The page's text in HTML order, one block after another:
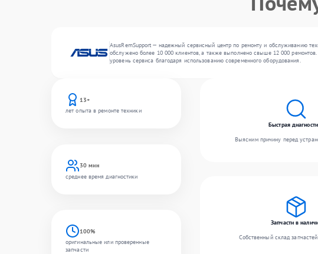
AsusRemSupport — надежный сервисный центр по ремонту и обслуживанию
обслужено более 10 000 клиентов, а также выполнено свыше 12 000
уровень сервиса благодаря использованию современного оборудования.
13+
лет опыта в ремонте техники
30 мин
среднее время диагностики
100%
оригинальные или проверенные
запчасти
Быстрая
Выясним причину перед
Запчасти в
Собственный склад